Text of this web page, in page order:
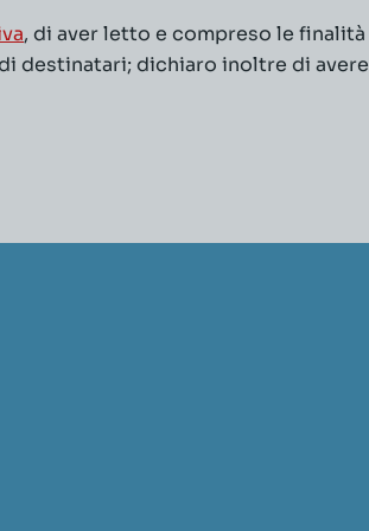
, di aver letto e compreso le finalità
destinatari; dichiaro inoltre di